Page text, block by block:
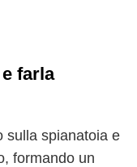
farla
sulla spianatoia e
formando un